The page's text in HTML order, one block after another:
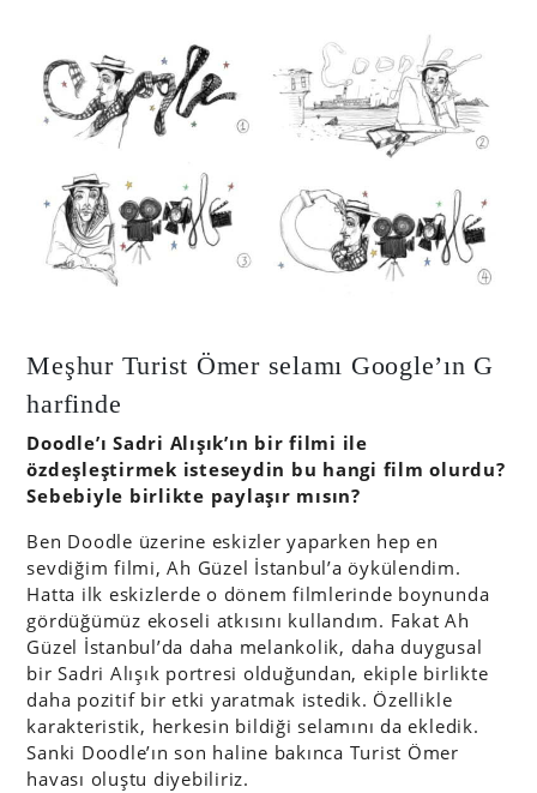
Meşhur Turist Ömer selamı Google’ın G
harfinde
Doodle’ı Sadri Alışık’ın bir filmi ile
özdeşleştirmek isteseydin bu hangi film olurdu?
Sebebiyle birlikte paylaşır mısın?
Ben Doodle üzerine eskizler yaparken hep en
sevdiğim filmi, Ah Güzel İstanbul’a öykülendim.
Hatta ilk eskizlerde o dönem filmlerinde boynunda
gördüğümüz ekoseli atkısını kullandım. Fakat Ah
Güzel İstanbul’da daha melankolik, daha duygusal
bir Sadri Alışık portresi olduğundan, ekiple birlikte
daha pozitif bir etki yaratmak istedik. Özellikle
karakteristik, herkesin bildiği selamını da ekledik.
Sanki Doodle’ın son haline bakınca Turist Ömer
havası oluştu diyebiliriz.